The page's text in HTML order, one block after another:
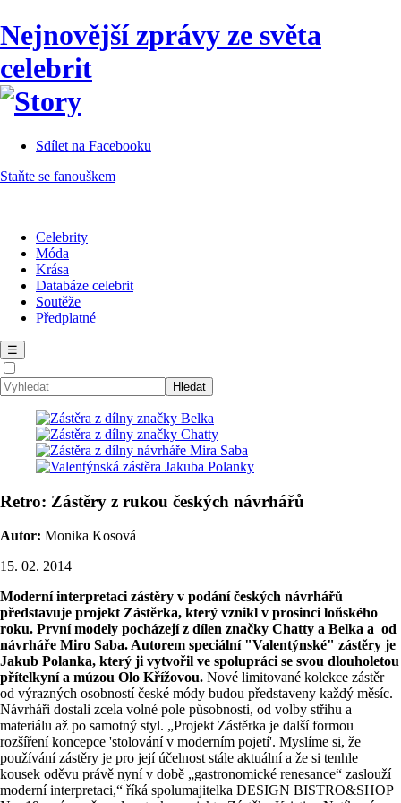
Nejnovější zprávy ze světa
celebrit
Sdílet na Facebooku
Staňte se fanouškem
Celebrity
Móda
Krása
Databáze celebrit
Soutěže
Předplatné
☰
Retro: Zástěry z rukou českých návrhářů
Autor: Monika Kosová
15. 02. 2014
Moderní interpretaci zástěry v podání českých návrhářů
představuje projekt Zástěrka, který vznikl v prosinci loňského
roku. První modely pocházejí z dílen značky Chatty a Belka a od
návrháře Miro Saba. Autorem speciální "Valentýnské" zástěry je
Jakub Polanka, který ji vytvořil ve spolupráci se svou dlouholetou
přítelkyní a múzou Olo Křížovou. Nové limitované kolekce zástěr
od výrazných osobností české módy budou představeny každý měsíc.
Návrháři dostali zcela volné pole působnosti, od volby střihu a
materiálu až po samotný styl. „Projekt Zástěrka je další formou
rozšíření koncepce 'stolování v moderním pojetí'. Myslíme si, že
používání zástěry je pro její účelnost stále aktuální a že si tenhle
kousek oděvu právě nyní v době „gastronomické renesance“ zaslouží
moderní interpretaci,“ říká spolumajitelka DESIGN BISTRO&SHOP